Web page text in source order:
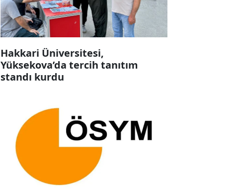
Hakkari Üniversitesi,
Yüksekova’da tercih tanıtım
standı kurdu